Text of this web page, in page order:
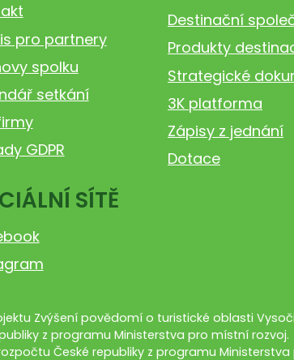
pro partnery
spolku
setkání
GDPR
SÍTĚ
Destinační
Produkty
Strategické
3K platforma
Zápisy z jednání
Dotace
Zvýšení povědomí o turistické oblasti
z programu Ministerstva pro místní rozvoj.
České republiky z programu Ministerstva